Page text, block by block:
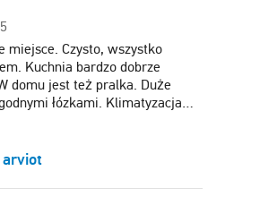
miejsce. Czysto, wszystko
Kuchnia bardzo dobrze
domu jest też pralka. Duże
łózkami. Klimatyzacja…